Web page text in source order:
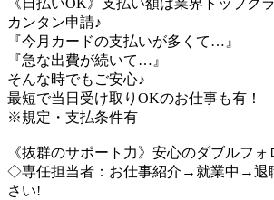
カンタン申請♪
『今月カードの支払いが多くて…』
『急な出費が続いて…』
そんな時でもご安心♪
最短で当日受け取りOKのお仕事も有！
※規定・支払条件有
《抜群のサポート力》安心のダブルフ
◇専任担当者：お仕事紹介→就業中→退
さい!